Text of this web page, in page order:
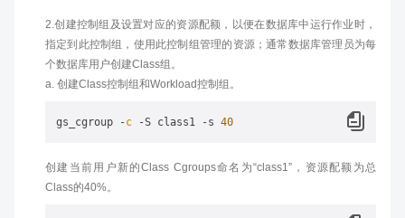
2.创建控制组及设置对应的资源配额，以便在数据库中运行作业时，
指定到此控制组，使用此控制组管理的资源；通常数据库管理员为每
个数据库用户创建Class组。
a. 创建Class控制组和Workload控制组。
gs_cgroup -c -S class1 -s 40
创建当前用户新的Class Cgroups命名为“class1”，资源配额为总
Class的40%。